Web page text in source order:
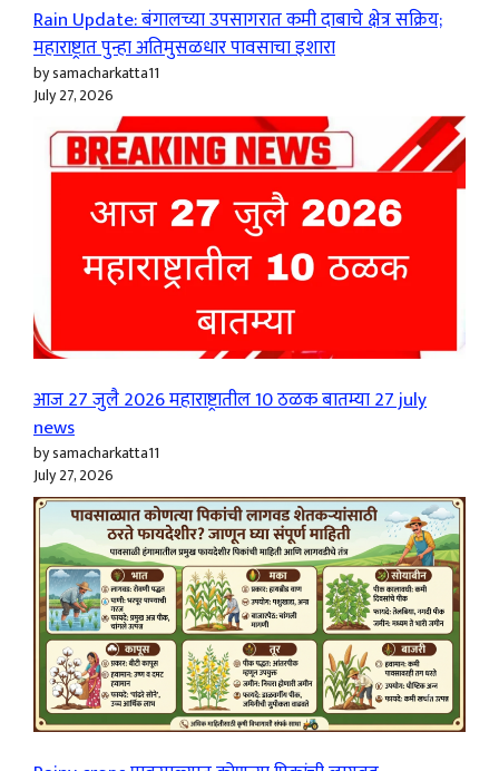
Rain Update: बंगालच्या उपसागरात कमी दाबाचे क्षेत्र सक्रिय;
महाराष्ट्रात पुन्हा अतिमुसळधार पावसाचा इशारा
by samacharkatta11
July 27, 2026
आज 27 जुलै 2026 महाराष्ट्रातील 10 ठळक बातम्या 27 july
news
by samacharkatta11
July 27, 2026